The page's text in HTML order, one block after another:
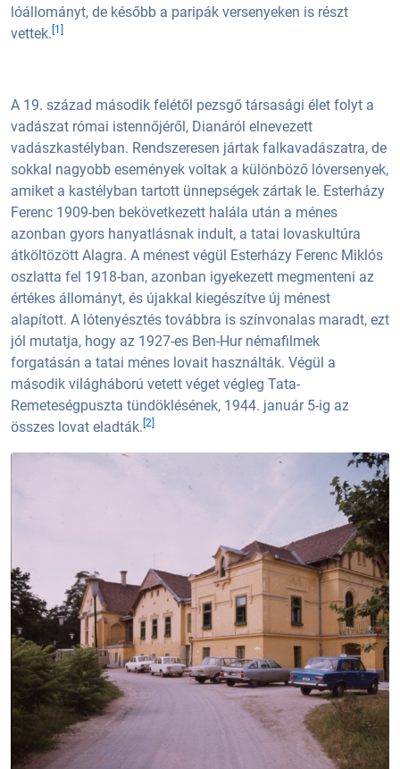
lóállományt, de később a paripák versenyeken is részt
vettek. [1]
A 19. század második felétől pezsgő társasági élet folyt a
vadászat római istennőjéről, Dianáról elnevezett
vadászkastélyban. Rendszeresen jártak falkavadászatra, de
sokkal nagyobb események voltak a különböző lóversenyek,
amiket a kastélyban tartott ünnepségek zártak le. Esterházy
Ferenc 1909-ben bekövetkezett halála után a ménes
azonban gyors hanyatlásnak indult, a tatai lovaskultúra
átköltözött Alagra. A ménest végül Esterházy Ferenc Miklós
oszlatta fel 1918-ban, azonban igyekezett megmenteni az
értékes állományt, és újakkal kiegészítve új ménest
alapított. A lótenyésztés továbbra is színvonalas maradt, ezt
jól mutatja, hogy az 1927-es Ben-Hur némafilmek
forgatásán a tatai ménes lovait használták. Végül a
második világháború vetett véget végleg Tata-
Remeteségpuszta tündöklésének, 1944. január 5-ig az
összes lovat eladták. [2]